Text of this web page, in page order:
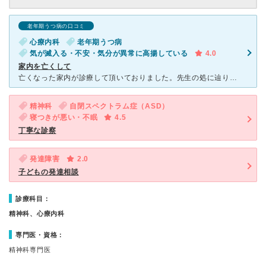
老年期うつ病の口コミ
心療内科
老年期うつ病
気が滅入る・不安・気分が異常に高揚している
4.0
家内を亡くして
亡くなった家内が診療して頂いておりました。先生の処に辿り着くまで大病院、他診療内科数件通ってましたが、何処も事務的だったり一方的だったりで悲しく辛い思いしました。縁合って先生の処に巡り合って親身になり
精神科
自閉スペクトラム症（ASD）
寝つきが悪い・不眠
4.5
丁寧な診察
発達障害
2.0
子どもの発達相談
診療科目：
精神科、心療内科
専門医・資格：
精神科専門医